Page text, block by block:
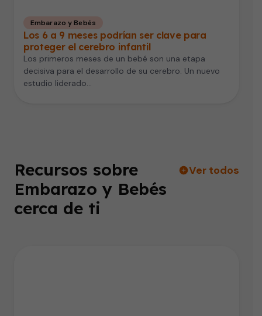
Embarazo y Bebés
Los 6 a 9 meses podrían ser clave para
proteger el cerebro infantil
Los primeros meses de un bebé son una etapa
decisiva para el desarrollo de su cerebro. Un nuevo
estudio liderado…
Recursos sobre
Embarazo y Bebés
cerca de ti
Ver todos